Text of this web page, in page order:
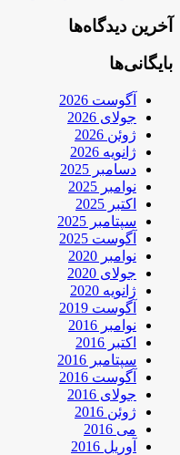
آخرین دیدگاه‌ها
بایگانی‌ها
آگوست 2026
جولای 2026
ژوئن 2026
ژانویه 2026
دسامبر 2025
نوامبر 2025
اکتبر 2025
سپتامبر 2025
آگوست 2025
نوامبر 2020
جولای 2020
ژانویه 2020
آگوست 2019
نوامبر 2016
اکتبر 2016
سپتامبر 2016
آگوست 2016
جولای 2016
ژوئن 2016
می 2016
آوریل 2016